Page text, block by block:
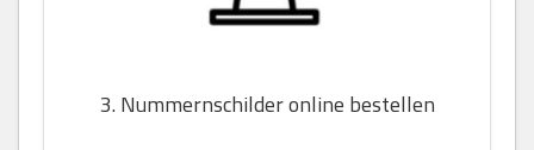
3. Nummernschilder online bestellen